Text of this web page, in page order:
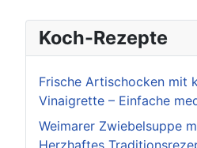
Koch-Rezepte
Frische Artischocken mit
Vinaigrette – Einfache
Weimarer Zwiebelsuppe